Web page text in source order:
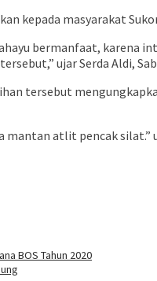
kepada masyarakat
bermanfaat,
ujar Serda Aldi,
tersebut
mantan atlit pencak silat.”
BOS Tahun 2020